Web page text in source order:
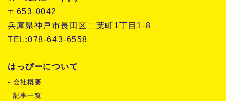
〒653-0042
兵庫県神戸市長田区二葉町1丁目1-8
TEL:078-643-6558
はっぴーについて
- 会社概要
- 記事一覧